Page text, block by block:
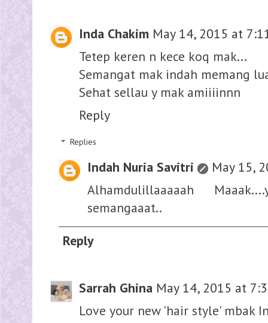
Inda Chakim May 14, 2015 at
Tetep keren n kece koq mak...
Semangat mak indah memang
Sehat sellau y mak amiiiinnn
Reply
Replies
Indah Nuria Savitri
May 15,
Alhamdulillaaaaah
semangaaat..
Reply
Sarrah Ghina May 14, 2015 at
Love your new 'hair style' mbak